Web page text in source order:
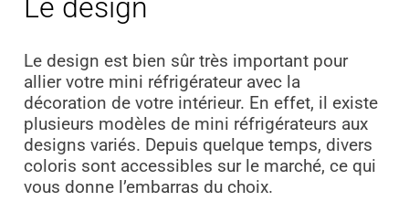
Le design
Le design est bien sûr très important pour
allier votre mini réfrigérateur avec la
décoration de votre intérieur. En effet, il existe
plusieurs modèles de mini réfrigérateurs aux
designs variés. Depuis quelque temps, divers
coloris sont accessibles sur le marché, ce qui
vous donne l’embarras du choix.